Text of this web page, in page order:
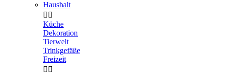
Haushalt
 
Küche
Dekoration
Tierwelt
Trinkgefäße
Freizeit
 